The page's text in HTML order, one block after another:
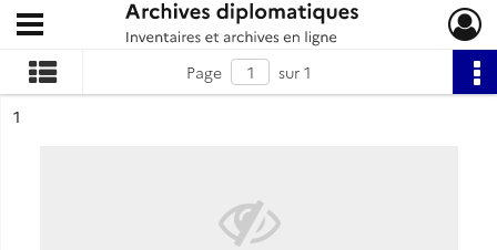
Archives diplomatiques
Ouvrir le menu déroulant
Page
sur 1
n°
1